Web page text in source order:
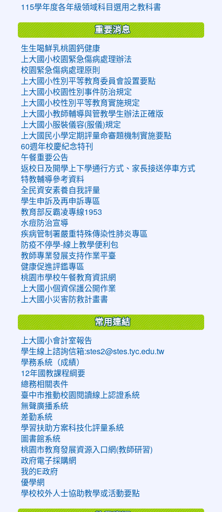
115學年度各年級領域科目選用之教科書
重要消息
生生喝鮮乳桃園鈣健康
上大國小校園緊急傷病處理辦法
校園緊急傷病處理原則
上大國小性別平等教育委員會設置要點
上大國小校園性別事件防治規定
上大國小校性別平等教育實施規定
上大國小教師輔導與管教學生辦法正確版
上大國小服裝儀容(服儀)規定
上大國民小學定期評量命審題機制實施要點
60週年校慶紀念特刊
午餐重要公告
返校日及開學上下學通行方式、家長接送停車方式
特教輔導參考資料
全民資安素養自我評量
學生申訴及再申訴專區
教育部反霸凌專線1953
水痘防治宣導
疾病管制署嚴重特殊傳染性肺炎專區
防疫不停學-線上教學便利包
教師專業發展支持作業平臺
健康促進評鑑專區
桃園市學校午餐教育資訊網
上大國小個資保護公開作業
上大國小災害防救計畫書
常用連結
上大國小會計室報告
學生線上諮詢信箱:stes2@stes.tyc.edu.tw
學務系統（成績）
12年國教課程綱要
總務相關表件
臺中市推動校園閱讀線上認證系統
無聲廣播系統
差勤系統
學習扶助方案科技化評量系統
圖書館系統
桃園市教育發展資源入口網(教師研習)
政府電子採購網
我的E政府
優學網
學校校外人士協助教學或活動要點